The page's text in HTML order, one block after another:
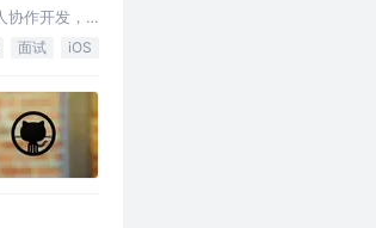
作开发，
代码协…
面试 iOS